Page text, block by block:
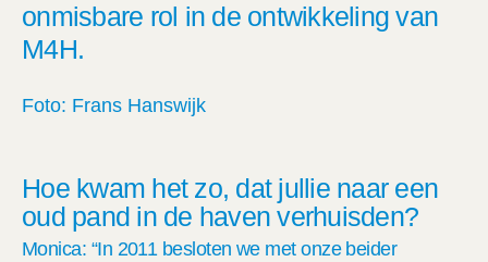
onmisbare rol in de ontwikkeling van
M4H.
Foto: Frans Hanswijk
Hoe kwam het zo, dat jullie naareen
oud pand in de haven verhuisden?
Monica: “In 2011 besloten we met onze beider